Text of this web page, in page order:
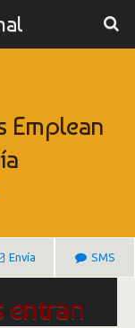
Emplean
Envía SMS
entran